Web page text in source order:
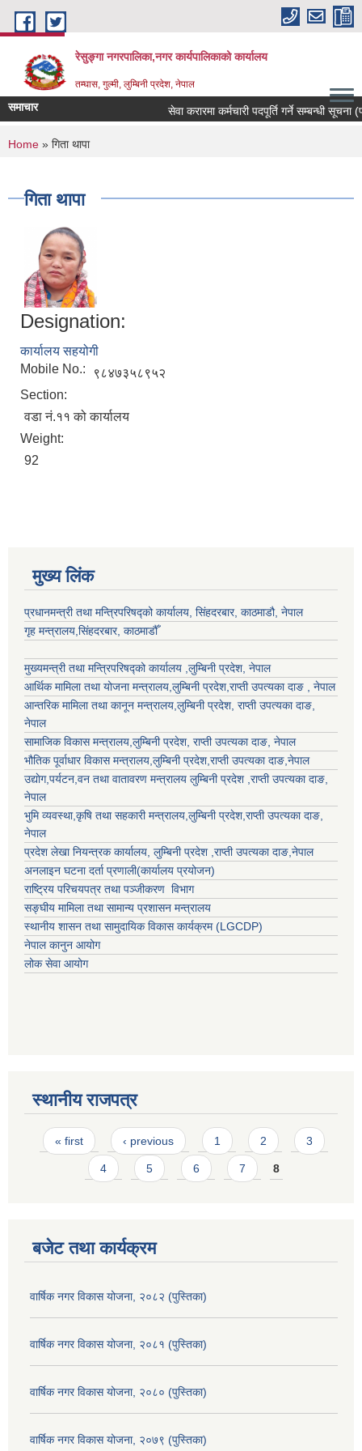
Skip to main content
रेसुङ्गा नगरपालिका,नगर कार्यपालिकाको कार्यालय
तम्घास, गुल्मी, लुम्बिनी प्रदेश, नेपाल
समाचार सेवा करारमा कर्मचारी पदपूर्ति गर्ने सम्बन्धी सूचना
You are here
Home » गिता थापा
गिता थापा
Designation:
कार्यालय सहयोगी
Mobile No.:
९८४७३५८९५२
Section:
वडा नं.११ को कार्यालय
Weight:
92
मुख्य लिंक
प्रधानमन्त्री तथा मन्त्रिपरिषद्को कार्यालय, सिंहदरबार, काठमाडौ, नेपाल
गृह मन्त्रालय,सिंहदरबार, काठमाडौँ
मुख्यमन्त्री तथा मन्त्रिपरिषद्को कार्यालय ,लुम्बिनी प्रदेश, नेपाल
आर्थिक मामिला तथा योजना मन्त्रालय,लुम्बिनी प्रदेश,राप्ती उपत्यका दाङ , नेपाल
आन्तरिक मामिला तथा कानून मन्त्रालय,लुम्बिनी प्रदेश, राप्ती उपत्यका दाङ,
नेपाल
सामाजिक विकास मन्त्रालय,लुम्बिनी प्रदेश, राप्ती उपत्यका दाङ, नेपाल
भौतिक पूर्वाधार विकास मन्त्रालय,लुम्बिनी प्रदेश,राप्ती उपत्यका दाङ,नेपाल
उद्याेग,पर्यटन,वन तथा वातावरण मन्त्रालय लुम्बिनी प्रदेश ,राप्ती उपत्यका दाङ,
नेपाल
भुमि व्यवस्था,कृषि तथा सहकारी मन्त्रालय,लुम्बिनी प्रदेश,राप्ती उपत्यका दाङ,
नेपाल
प्रदेश लेखा नियन्त्रक कार्यालय, लुम्बिनी प्रदेश ,राप्ती उपत्यका दाङ,नेपाल
अनलाइन घटना दर्ता प्रणाली(कार्यालय प्रयोजन)
राष्ट्रिय परिचयपत्र तथा पञ्जीकरण विभाग
सङ्घीय मामिला तथा सामान्य प्रशासन मन्त्रालय
स्थानीय शासन तथा सामुदायिक विकास कार्यक्रम (LGCDP)
नेपाल कानुन आयोग
लोक सेवा आयोग
स्थानीय राजपत्र
Pages
« first ‹ previous 1 2 3
4 5 6 7 8
बजेट तथा कार्यक्रम
वार्षिक नगर विकास योजना, २०८२ (पुस्तिका)
वार्षिक नगर विकास योजना, २०८१ (पुस्तिका)
वार्षिक नगर विकास योजना, २०८० (पुस्तिका)
वार्षिक नगर विकास योजना, २०७९ (पुस्तिका)